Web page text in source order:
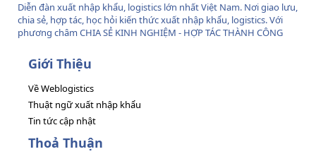
Diễn đàn xuất nhập khẩu, logistics lớn nhất Việt Nam. Nơi giao lưu,
chia sẻ, hợp tác, học hỏi kiến thức xuất nhập khẩu, logistics. Với
phương châm CHIA SẺ KINH NGHIỆM - HỢP TÁC THÀNH CÔNG
Giới Thiệu
Về Weblogistics
Thuật ngữ xuất nhập khẩu
Tin tức cập nhật
Thoả Thuận